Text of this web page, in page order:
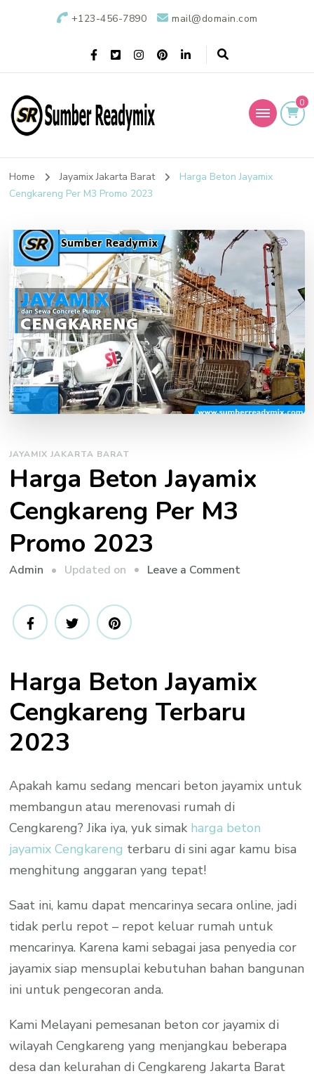
+123-456-7890 mail@domain.com
Sumber Readymix
0
Home Jayamix Jakarta Barat
Harga Beton Jayamix
Cengkareng Per M3 Promo 2023
JAYAMIX JAKARTA BARAT
Harga Beton Jayamix
Cengkareng Per M3
Promo 2023
Admin Updated on Leave a Commenton
M3
2023
Harga Beton Jayamix
Cengkareng Terbaru
2023
Apakah kamu sedang mencari beton jayamix untuk
membangun atau merenovasi rumah di
Cengkareng? Jika iya, yuk simak harga beton
jayamix Cengkareng terbaru di sini agar kamu bisa
menghitung anggaran yang tepat!
Saat ini, kamu dapat mencarinya secara online, jadi
tidak perlu repot – repot keluar rumah untuk
mencarinya. Karena kami sebagai jasa penyedia cor
jayamix siap mensuplai kebutuhan bahan bangunan
ini untuk pengecoran anda.
Kami Melayani pemesanan beton cor jayamix di
wilayah Cengkareng yang menjangkau beberapa
desa dan kelurahan di Cengkareng Jakarta Barat